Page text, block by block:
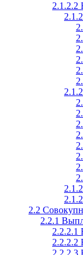
2.1.2.2
2.2
2.2.1
2.2.2.1
2.2.2.2
2.2.2.3